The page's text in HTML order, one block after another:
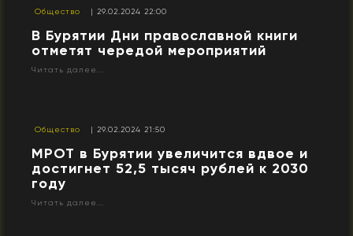
Общество | 29.02.2024 22:00
В Бурятии Дни православной книги
отметят чередой мероприятий
Читать далее...
Общество | 29.02.2024 21:50
МРОТ в Бурятии увеличится вдвое и
достигнет 52,5 тысяч рублей к 2030
году
Читать далее...